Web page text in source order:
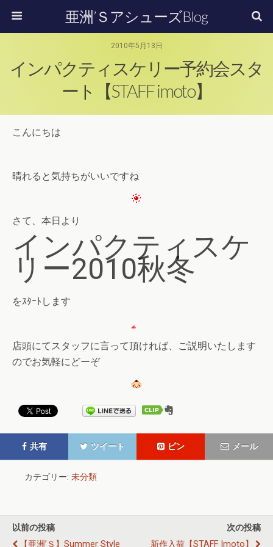
亜洲’ＳアシューズBlog
2010年5月13日
インパクティスケリー予約会スタ
ート【STAFF imoto】
こんにちは
晴れると気持ちがいいですね
さて、本日より
インパクティスケ
リー2010秋冬
をｽﾀｰﾄします
店頭にてスタッフに言って頂ければ、ご説明いたします
のでお気軽にどーぞ
共有 ツイート ピン メール
カテゴリー: 未分類
以前の投稿
【亜洲’Ｓ】summer Style
次の投稿
新作入荷【STAFF Imoto】